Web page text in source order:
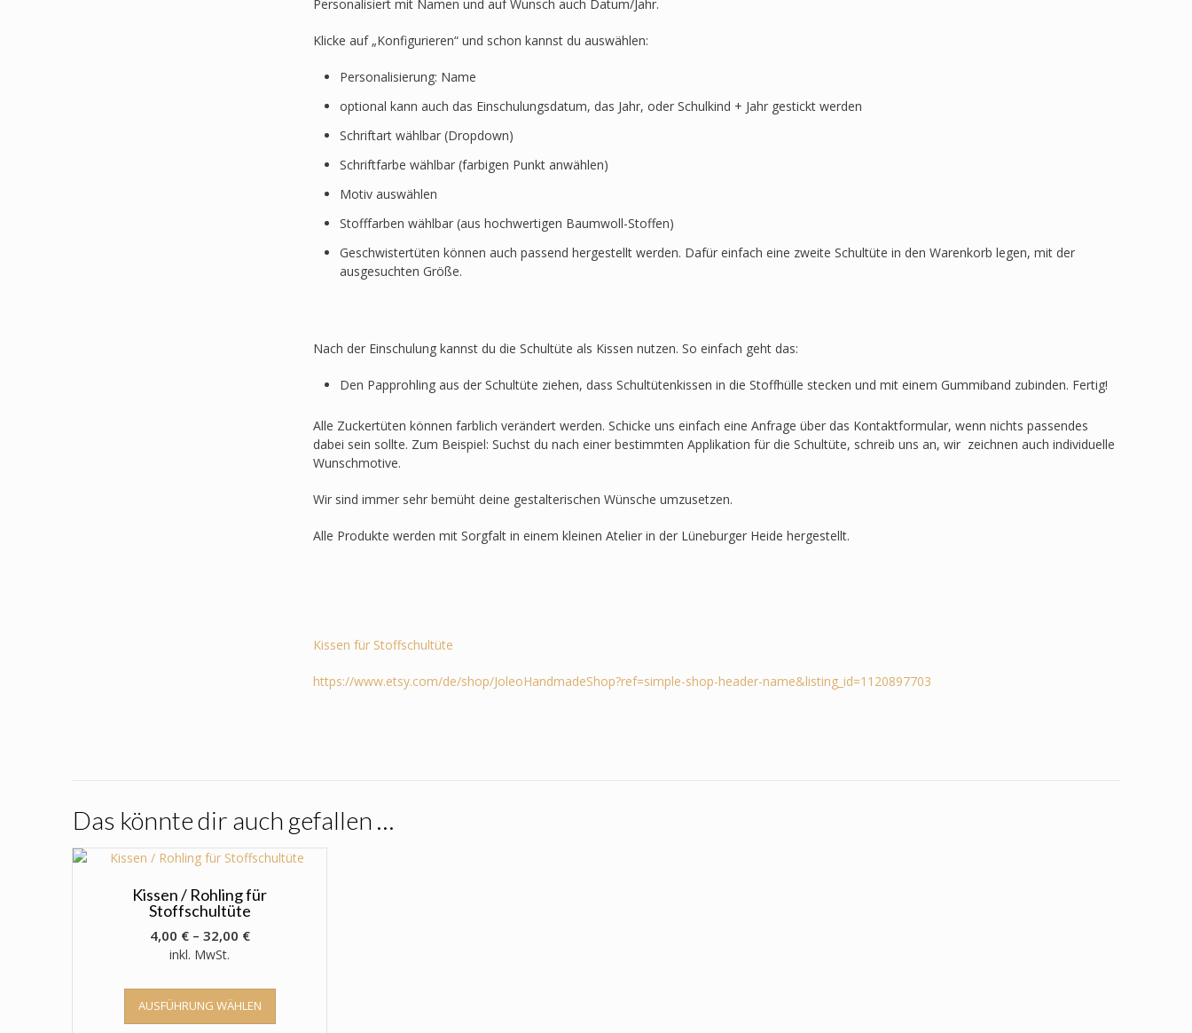
Menge
Personalisiert mit Namen und auf Wunsch auch Datum/Jahr.
Klicke auf „Konfigurieren“ und schon kannst du auswählen:
Personalisierung: Name
optional kann auch das Einschulungsdatum, das Jahr, oder Schulkind + Jahr gestickt werden
Schriftart wählbar (Dropdown)
Schriftfarbe wählbar (farbigen Punkt anwählen)
Motiv auswählen
Stofffarben wählbar (aus hochwertigen Baumwoll-Stoffen)
Geschwistertüten können auch passend hergestellt werden. Dafür einfach eine zweite Schultüte in den Warenkorb legen, mit der
ausgesuchten Größe.
Nach der Einschulung kannst du die Schultüte als Kissen nutzen. So einfach geht das:
Den Papprohling aus der Schultüte ziehen, dass Schultütenkissen in die Stoffhülle stecken und mit einem Gummiband zubinden. Fertig!
Alle Zuckertüten können farblich verändert werden. Schicke uns einfach eine Anfrage über das Kontaktformular, wenn nichts passendes
dabei sein sollte. Zum Beispiel: Suchst du nach einer bestimmten Applikation für die Schultüte, schreib uns an, wir zeichnen auch individuelle
Wunschmotive.
Wir sind immer sehr bemüht deine gestalterischen Wünsche umzusetzen.
Alle Produkte werden mit Sorgfalt in einem kleinen Atelier in der Lüneburger Heide hergestellt.
Kissen für Stoffschultüte
https://www.etsy.com/de/shop/JoleoHandmadeShop?ref=simple-shop-header-name&listing_id=1120897703
Das könnte dir auch gefallen …
Kissen / Rohling für
Stoffschultüte
4,00 €– 32,00 €
inkl. MwSt.
AUSFÜHRUNG WÄHLEN
Dieses
weist